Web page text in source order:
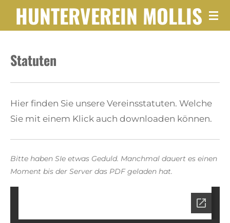
Zum
Hauptinhalt
HUNTERVEREIN MOLLIS
Statuten
Hier finden Sie unsere Vereinsstatuten. Welche
Sie mit einem Klick auch downloaden können.
Bitte haben SIe etwas Geduld. Manchmal dauert es einen
Moment bis der Server das PDF geladen hat.